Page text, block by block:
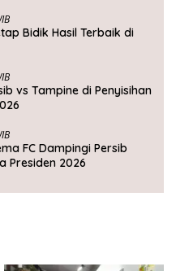
Bidik Hasil Terbaik di
vs Tampine di Penyisihan
FC Dampingi Persib
Presiden 2026